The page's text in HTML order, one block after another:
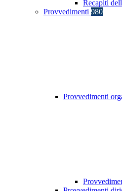
Recapiti
Provvedimenti 980
Provvedimenti